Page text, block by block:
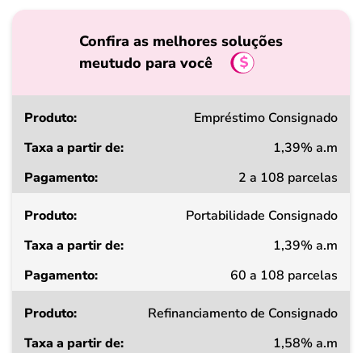
Confira as melhores soluções
meutudo para você
Produto
Taxa
a
de
Pagamento
Empréstimo Consignado
1,39% a.m
2 a 108 parcelas
Portabilidade Consignado
1,39% a.m
60 a 108 parcelas
Refinanciamento de Consignado
1,58% a.m